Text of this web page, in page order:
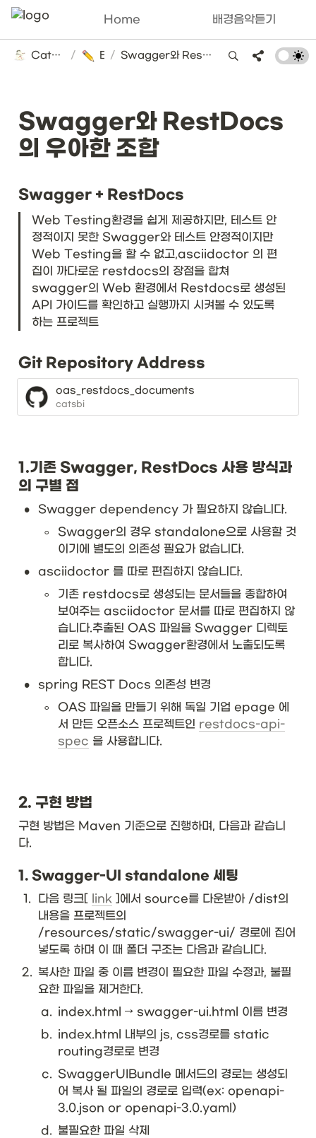
Home 배경음악듣기
Catsbi's DLog / ETC
/ Swagger와 RestDocs의 우아한 조합
Swagger와 RestDocs
의 우아한 조합
Swagger + RestDocs
Web Testing환경을 쉽게 제공하지만, 테스트 안
정적이지 못한 Swagger와 테스트 안정적이지만
Web Testing을 할 수 없고,asciidoctor 의 편
집이 까다로운 restdocs의 장점을 합쳐
swagger의 Web 환경에서 Restdocs로 생성된
API 가이드를 확인하고 실행까지 시켜볼 수 있도록
하는 프로젝트
Git Repository Address
oas_restdocs_documents
catsbi
1.기존 Swagger, RestDocs 사용 방식과
의 구별 점
• Swagger dependency 가 필요하지 않습니다.
◦
Swagger의 경우 standalone으로 사용할 것
이기에 별도의 의존성 필요가 없습니다.
• asciidoctor 를 따로 편집하지 않습니다.
◦
기존 restdocs로 생성되는 문서들을 종합하여
보여주는 asciidoctor 문서를 따로 편집하지 않
습니다.추출된 OAS 파일을 Swagger 디렉토
리로 복사하여 Swagger환경에서 노출되도록
합니다.
• spring REST Docs 의존성 변경
◦
OAS 파일을 만들기 위해 독일 기업 epage 에
서 만든 오픈소스 프로젝트인 restdocs-api-
spec 을 사용합니다.
2. 구현 방법
구현 방법은 Maven 기준으로 진행하며, 다음과 같습니
다.
1. Swagger-UI standalone 세팅
1. 다음 링크[ link ]에서 source를 다운받아 /dist의
내용을 프로젝트의
/resources/static/swagger-ui/ 경로에 집어
넣도록 하며 이 때 폴더 구조는 다음과 같습니다.
2. 복사한 파일 중 이름 변경이 필요한 파일 수정과, 불필
요한 파일을 제거한다.
a. index.html → swagger-ui.html 이름 변경
b. index.html 내부의 js, css경로를 static
routing경로로 변경
c. SwaggerUIBundle 메서드의 경로는 생성되
어 복사 될 파일의 경로로 입력(ex: openapi-
3.0.json or openapi-3.0.yaml)
d . 불필요한 파일 삭제